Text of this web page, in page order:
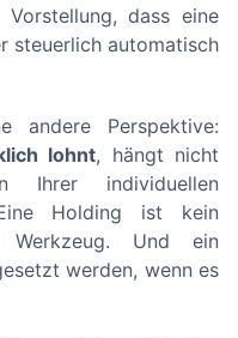
dass eine
steuerlich automatisch
andere Perspektive:
lohnt, hängt nicht
Ihrer individuellen
Holding ist kein
Werkzeug. Und ein
werden, wenn es